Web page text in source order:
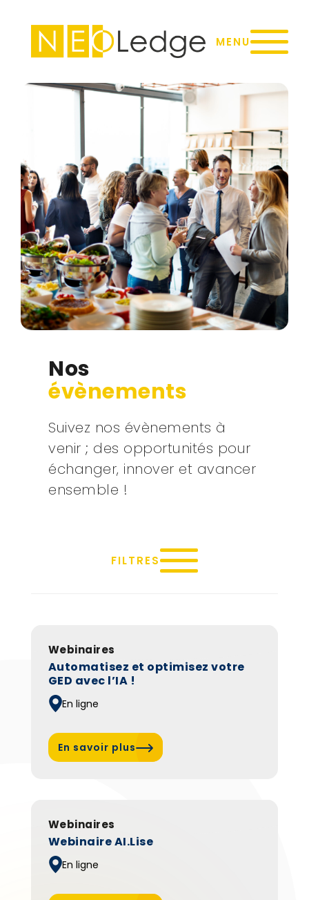
MENU
Nos
évènements
Suivez nos évènements à
venir ; des opportunités pour
échanger, innover et avancer
ensemble !
FILTRES
Webinaires
Automatisez et optimisez votre
GED avec l’IA !
En ligne
En savoir plus
Webinaires
Webinaire AI.Lise
En ligne